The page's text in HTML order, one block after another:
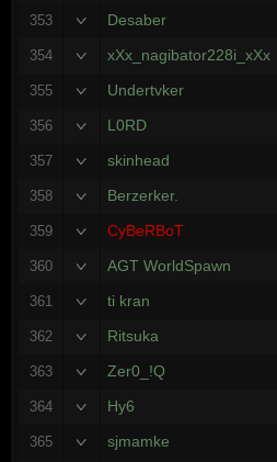
353 Desaber
354 xXx_nagibator228i_xXx
355 Undertvker
356 L0RD
357 skinhead
358 Berzerker.
359 CyBeRBoT
360 AGT WorldSpawn
361 ti kran
362 Ritsuka
363 Zer0_!Q
364 Hy6
365 sjmamke